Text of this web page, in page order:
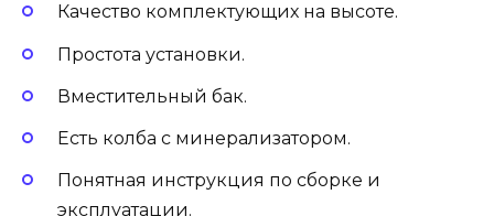
Качество комплектующих на высоте.
Простота установки.
Вместительный бак.
Есть колба с минерализатором.
Понятная инструкция по сборке и
эксплуатации.